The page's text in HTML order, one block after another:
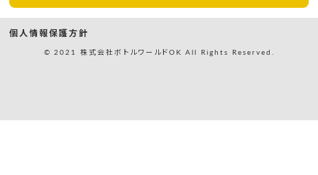
個人情報保護方針
© 2021 株式会社ボトルワールドOK All Rights Reserved.